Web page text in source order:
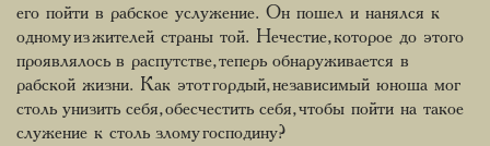
его пойти в рабское услужение. Он пошел и нанялся к
одному из жителей страны той. Нечестие, которое до этого
проявлялось в распутстве, теперь обнаруживается в
рабской жизни. Как этот гордый, независимый юноша мог
столь унизить себя, обесчестить себя, чтобы пойти на такое
служение к столь злому господину?